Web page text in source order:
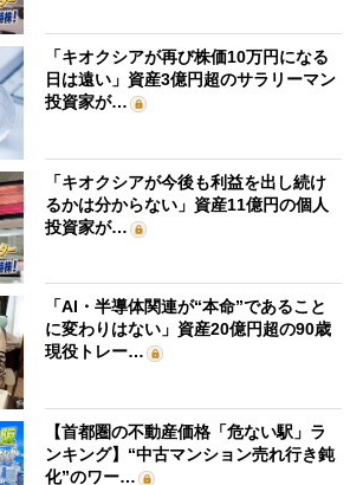
「キオクシアが再び株価10万円になる
日は遠い」資産3億円超のサラリーマン
投資家が…
「キオクシアが今後も利益を出し続け
るかは分からない」資産11億円の個人
投資家が…
「AI・半導体関連が“本命”であること
に変わりはない」資産20億円超の90歳
現役トレー…
【首都圏の不動産価格「危ない駅」ラ
ンキング】“中古マンション売れ行き鈍
化”のワー…